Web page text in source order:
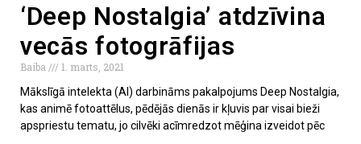
‘Deep Nostalgia’ atdzīvina
vecās fotogrāfijas
Baiba
1. marts, 2021
Mākslīgā intelekta (AI) darbināms pakalpojums Deep Nostalgia,
kas animē fotoattēlus, pēdējās dienās ir kļuvis par visai bieži
apspriestu tematu, jo cilvēki acīmredzot mēģina izveidot pēc